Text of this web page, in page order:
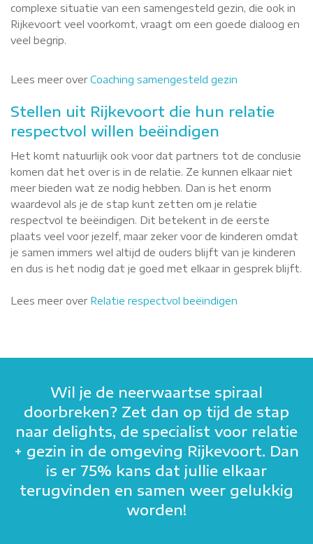
complexe situatie van een samengesteld gezin, die ook in
Rijkevoort veel voorkomt, vraagt om een goede dialoog en
veel begrip.
Lees meer overCoaching samengesteld gezin
Stellen uit Rijkevoort die hun relatie
respectvol willen beëindigen
Het komt natuurlijk ook voor dat partners tot de conclusie
komen dat het over is in de relatie. Ze kunnen elkaar niet
meer bieden wat ze nodig hebben. Dan is het enorm
waardevol als je de stap kunt zetten om je relatie
respectvol te beëindigen. Dit betekent in de eerste
plaats veel voor jezelf, maar zeker voor de kinderen omdat
je samen immers wel altijd de ouders blijft van je kinderen
en dus is het nodig dat je goed met elkaar in gesprek blijft.
Lees meer over Relatie respectvol beëindigen
Wil je de neerwaartse spiraal
doorbreken? Zet dan op tijd de stap
naar delights, de specialist voor relatie
+ gezin in de omgeving Rijkevoort. Dan
is er 75% kans dat jullie elkaar
terugvinden en samen weer gelukkig
worden!